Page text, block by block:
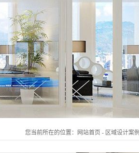
您当前所在的位置： 网站首页 - 区域设计案例